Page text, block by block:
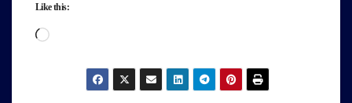
Like this:
Loading…